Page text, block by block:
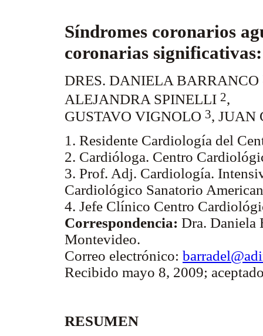
Síndromes coronarios
coronarias
DRES. DANIELA BARRANCO
ALEJANDRA SPINELLI 2,
GUSTAVO VIGNOLO 3, JUAN
1. Residente Cardiología del
2. Cardióloga. Centro
3. Prof. Adj. Cardiología.
Cardiológico Sanatorio
4. Jefe Clínico Centro
Correspondencia: Dra. Daniela
Montevideo.
Correo electrónico:
Recibido mayo 8, 2009;
RESUMEN